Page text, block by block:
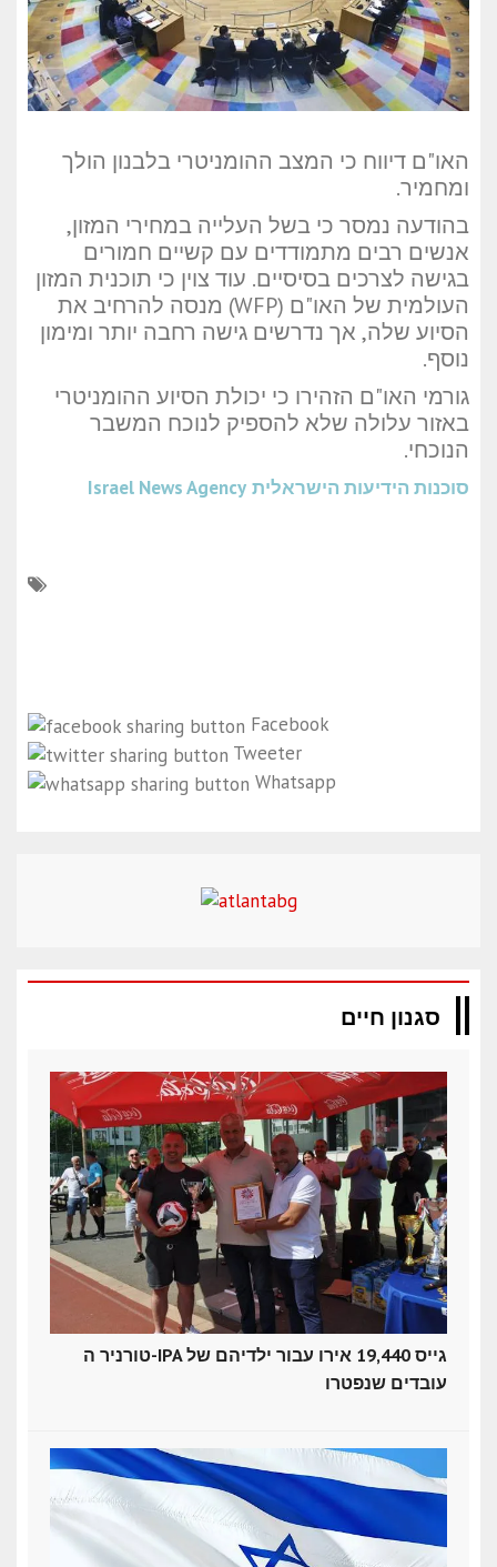
האו"ם דיווח כי המצב ההומניטרי בלבנון הולך
ומחמיר.
בהודעה נמסר כי בשל העלייה במחירי המזון,
אנשים רבים מתמודדים עם קשיים חמורים
בגישה לצרכים בסיסיים. עוד צוין כי תוכנית המזון
העולמית של האו"ם (WFP) מנסה להרחיב את
הסיוע שלה, אך נדרשים גישה רחבה יותר ומימון
נוסף.
גורמי האו"ם הזהירו כי יכולת הסיוע ההומניטרי
באזור עלולה שלא להספיק לנוכח המשבר
הנוכחי.
סוכנות הידיעות הישראלית Israel News Agency
Facebook
Tweeter
Whatsapp
סגנון חיים
טורניר ה-IPA גייס 19,440 אירו עבור ילדיהם של
עובדים שנפטרו